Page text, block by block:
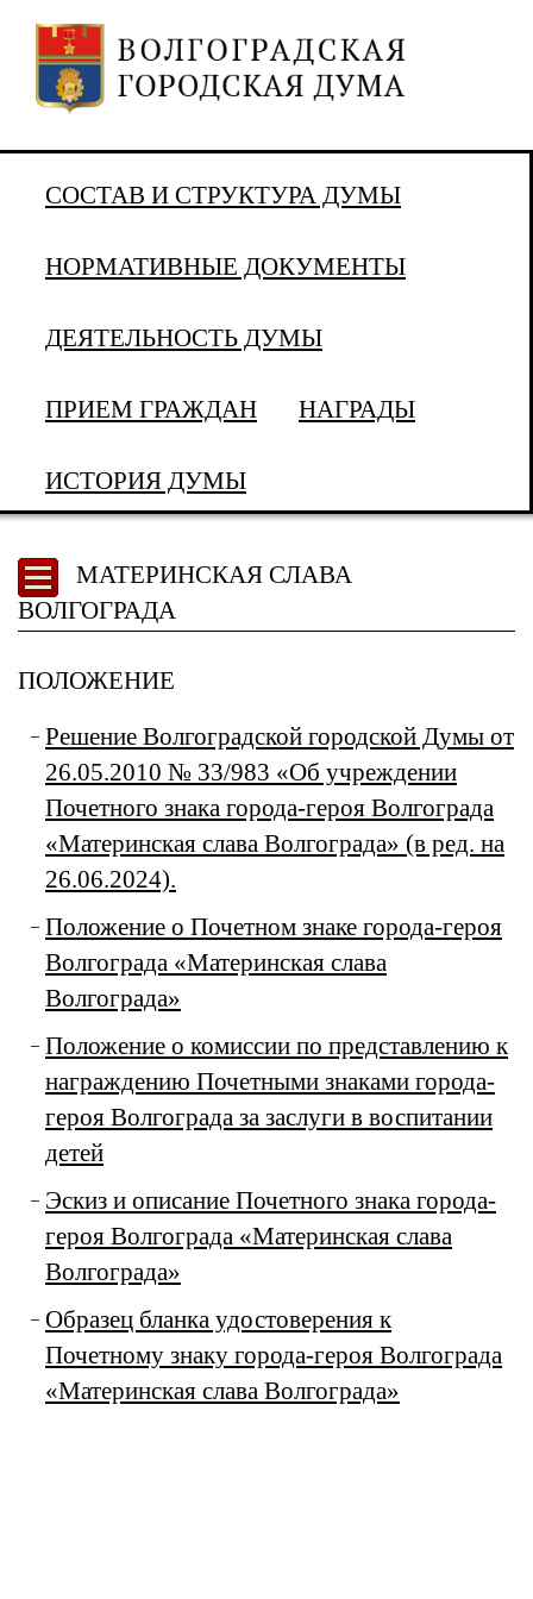
СОСТАВ И СТРУКТУРА ДУМЫ
НОРМАТИВНЫЕ ДОКУМЕНТЫ
ДЕЯТЕЛЬНОСТЬ ДУМЫ
ПРИЕМ ГРАЖДАН НАГРАДЫ
ИСТОРИЯ ДУМЫ
МАТЕРИНСКАЯ СЛАВА
ВОЛГОГРАДА
ПОЛОЖЕНИЕ
Решение Волгоградской городской Думы от
26.05.2010 № 33/983 «Об учреждении
Почетного знака города-героя Волгограда
«Материнская слава Волгограда» (в ред. на
26.06.2024).
Положение о Почетном знаке города-героя
Волгограда «Материнская слава
Волгограда»
Положение о комиссии по представлению к
награждению Почетными знаками города-
героя Волгограда за заслуги в воспитании
детей
Эскиз и описание Почетного знака города-
героя Волгограда «Материнская слава
Волгограда»
Образец бланка удостоверения к
Почетному знаку города-героя Волгограда
«Материнская слава Волгограда»